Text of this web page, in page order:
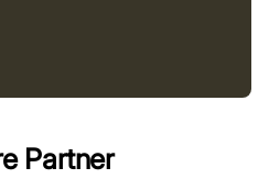
Partner